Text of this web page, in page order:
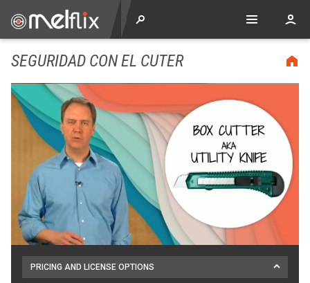
SEGURIDAD CON EL CUTER
PRICING AND LICENSE OPTIONS